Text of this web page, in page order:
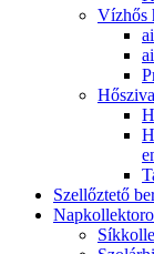
Vízhős
Szellőztető